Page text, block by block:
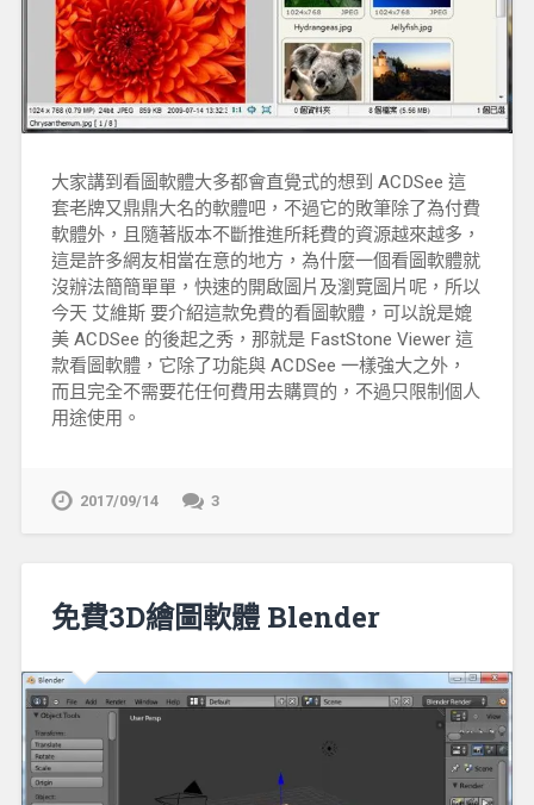
大家講到看圖軟體大多都會直覺式的想到 ACDSee 這
套老牌又鼎鼎大名的軟體吧，不過它的敗筆除了為付費
軟體外，且隨著版本不斷推進所耗費的資源越來越多，
這是許多網友相當在意的地方，為什麼一個看圖軟體就
沒辦法簡簡單單，快速的開啟圖片及瀏覽圖片呢，所以
今天 艾維斯 要介紹這款免費的看圖軟體，可以說是媲
美 ACDSee 的後起之秀，那就是 FastStone Viewer 這
款看圖軟體，它除了功能與 ACDSee 一樣強大之外，
而且完全不需要花任何費用去購買的，不過只限制個人
用途使用。
2017/09/14 3
免費3D繪圖軟體 Blender